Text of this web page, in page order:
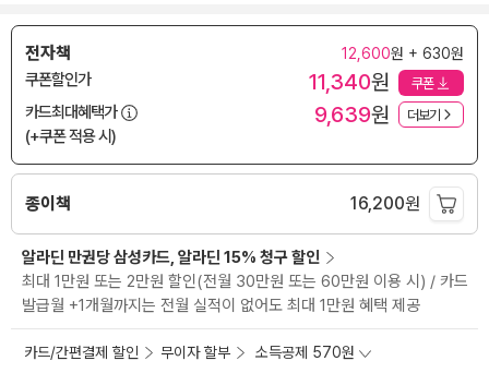
전자책 12,600원 + 630원
쿠폰할인가 11,340원 쿠폰
카드최대혜택가
(+쿠폰 적용 시)
9,639원 더보기
종이책 16,200원
알라딘 만권당 삼성카드, 알라딘 15% 청구 할인
최대 1만원 또는 2만원 할인(전월 30만원 또는 60만원 이용 시) / 카드
발급월 +1개월까지는 전월 실적이 없어도 최대 1만원 혜택 제공
카드/간편결제 할인 무이자 할부 소득공제 570원